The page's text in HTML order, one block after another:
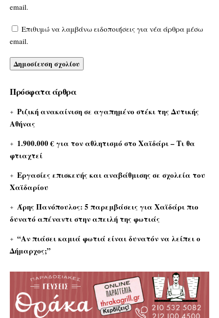
email.
Επιθυμώ να λαμβάνω ειδοποιήσεις για νέα άρθρα μέσω
email.
Πρόσφατα άρθρα
Ριζική ανακαίνιση σε αγαπημένο στέκι της Δυτικής
Αθήνας
1.900.000 € για τον αθλητισμό στο Χαϊδάρι – Τι θα
φτιαχτεί
Εργασίες επισκευής και αναβάθμισης σε σχολεία του
Χαϊδαρίου
Άρης Πανόπουλος: 5 παρεμβάσεις για Χαϊδάρι πιο
δυνατό απέναντι στην απειλή της φωτιάς
“Αν πιάσει καμιά φωτιά είναι δυνατόν να λείπει ο
Δήμαρχος;”